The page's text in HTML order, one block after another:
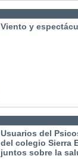
Viento y
Usuarios del
del colegio Sierra
juntos sobre la